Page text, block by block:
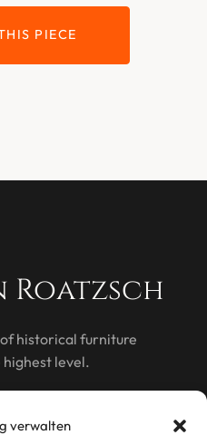
verwalten
PIECE
Roatzsch
historical furniture
level.